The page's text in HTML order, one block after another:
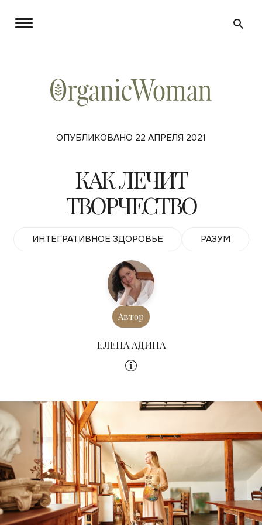
ОПУБЛИКОВАНО 22 АПРЕЛЯ 2021
КАК ЛЕЧИТ
ТВОРЧЕСТВО
ИНТЕГРАТИВНОЕ ЗДОРОВЬЕ РАЗУМ
Автор
ЕЛЕНА АДИНА